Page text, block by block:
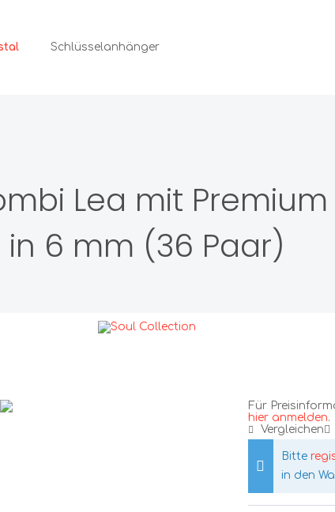
Schlüsselanhänger
Armbänder
Displays
Lea mit
in 6 mm (36 Paar)
Für
hier anmelden.
Vergleichen
Bitte
in den